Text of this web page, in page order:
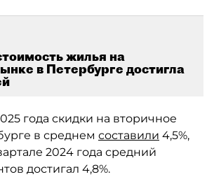
жилья на
в Петербурге достигла
года скидки на вторичное
в среднем составили 4,5%,
2024 года средний
достигал 4,8%.